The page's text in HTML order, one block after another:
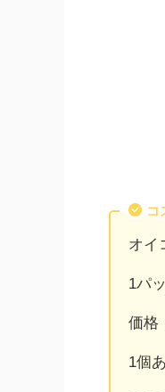
コ
オイ
1パ
価格
1個